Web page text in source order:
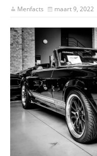
Menfacts maart 9, 2022